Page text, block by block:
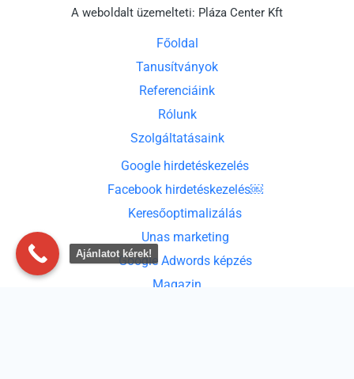
A weboldalt üzemelteti: Pláza Center Kft
Főoldal
Tanusítványok
Referenciáink
Rólunk
Szolgáltatásaink
Google hirdetéskezelés
Facebook hirdetéskezelés￼
Keresőoptimalizálás
Unas marketing
Google Adwords képzés
Magazin
Ajánlatot kérek!